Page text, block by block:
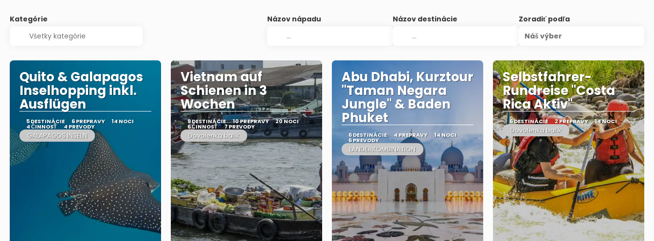
Kategórie Názov nápadu Názov destinácie
Zoradiť podľa
Náš výber
Quito & Galapagos
Inselhopping inkl.
Ausflügen
5 DESTINÁCIE 6 PREPRAVY 14 NOCI
4 ČINNOSŤ 4 PREVODY
GALAPAGOS INSELN
Vietnam auf
Schienen in 3
Wochen
9 DESTINÁCIE 10 PREPRAVY 20 NOCI
6 ČINNOSŤ 7 PREVODY
Dovolenka balík
Abu Dhabi, Kurztour
"Taman Negara
Jungle" & Baden
Phuket
6 DESTINÁCIE 4 PREPRAVY 14 NOCI
6 PREVODY
LÄNDERKOMBINATION
Selbstfahrer-
Rundreise "Costa
Rica Aktiv"
6 DESTINÁCIE 2 PREPRAVY 14 NOCI
Dovolenka balík